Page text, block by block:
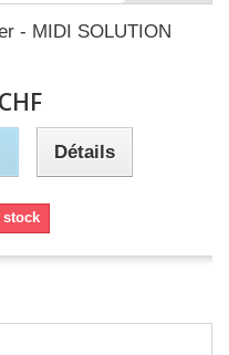
- MIDI SOLUTION
Détails
stock